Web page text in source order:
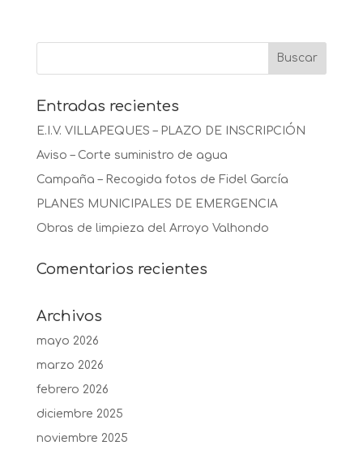
Entradas recientes
E.I.V. VILLAPEQUES – PLAZO DE INSCRIPCIÓN
Aviso – Corte suministro de agua
Campaña – Recogida fotos de Fidel García
PLANES MUNICIPALES DE EMERGENCIA
Obras de limpieza del Arroyo Valhondo
Comentarios recientes
Archivos
mayo 2026
marzo 2026
febrero 2026
diciembre 2025
noviembre 2025